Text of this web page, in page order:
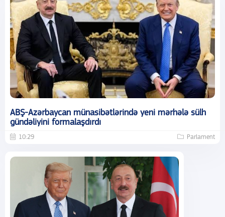
ABŞ-Azərbaycan münasibətlərində yeni mərhələ sülh
gündəliyini formalaşdırdı
10:29 Parlament